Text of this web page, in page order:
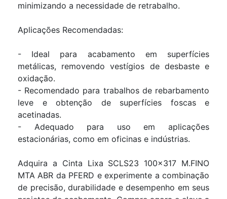
minimizando a necessidade de retrabalho.
Aplicações Recomendadas:
- Ideal para acabamento em superfícies
metálicas, removendo vestígios de desbaste e
oxidação.
- Recomendado para trabalhos de rebarbamento
leve e obtenção de superfícies foscas e
acetinadas.
- Adequado para uso em aplicações
estacionárias, como em oficinas e indústrias.
Adquira a Cinta Lixa SCLS23 100x317 M.FINO
MTA ABR da PFERD e experimente a combinação
de precisão, durabilidade e desempenho em seus